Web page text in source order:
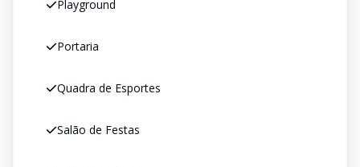
Playground
Portaria
Quadra de Esportes
Salão de Festas